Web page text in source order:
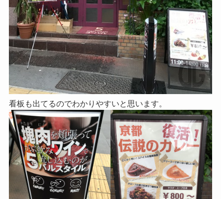
看板も出てるのでわかりやすいと思います。